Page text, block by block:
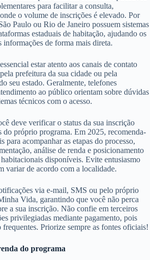
para facilitar a consulta,
o volume de inscrições é elevado. Por
Paulo ou Rio de Janeiro possuem sistemas
estaduais de habitação, ajudando os
informações de forma mais direta.
estar atento aos canais de contato
prefeitura da sua cidade ou pela
seu estado. Geralmente, telefones
ao público orientam sobre dúvidas
técnicos com o acesso.
deve verificar o status da sua inscrição
do próprio programa. Em 2025, recomenda-
para acompanhar as etapas do processo,
análise de renda e posicionamento
disponíveis. Evite entusiasmo
variar de acordo com a localidade.
via e-mail, SMS ou pelo próprio
Vida, garantindo que você não perca
a sua inscrição. Não confie em terceiros
privilegiadas mediante pagamento, pois
frequentes. Priorize sempre as fontes oficiais!
do programa